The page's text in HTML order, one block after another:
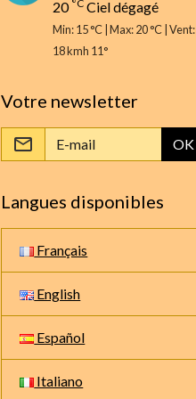
20 °C Ciel dégagé
Min: 15 °C | Max: 20 °C | Vent:
18 kmh 11°
Votre newsletter
OK
Langues disponibles
Français
English
Español
Italiano